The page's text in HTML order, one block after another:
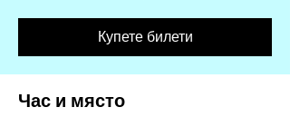
Купете билети
Час и място